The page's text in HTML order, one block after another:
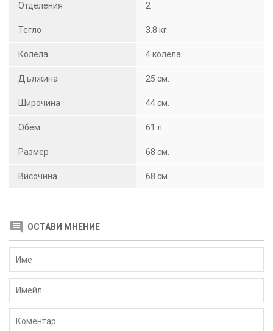
Отделения 2
Тегло 3.8 кг.
Колела 4 колела
Дължина 25 см.
Широчина 44 см.
Обем 61 л.
Размер 68 см.
Височина 68 см.
ОСТАВИ МНЕНИЕ